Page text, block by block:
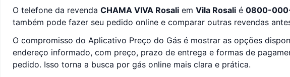
O telefone da revenda CHAMA VIVA Rosali em Vila Rosali é 0800-
também pode fazer seu pedido online e comparar outras revendas
O compromisso do Aplicativo Preço do Gás é mostrar as opções
endereço informado, com preço, prazo de entrega e formas de
pedido. Isso torna a busca por gás online mais clara e prática.